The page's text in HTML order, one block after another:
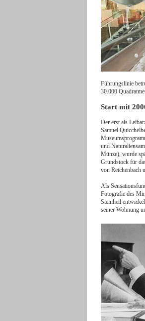
Führungslinie
30.000
Start mit
Der erst als
Samuel
und
Münze), wurde
Grundstock für
von Reichenbach
Als
Fotografie des
Steinheil
seiner Wohnung